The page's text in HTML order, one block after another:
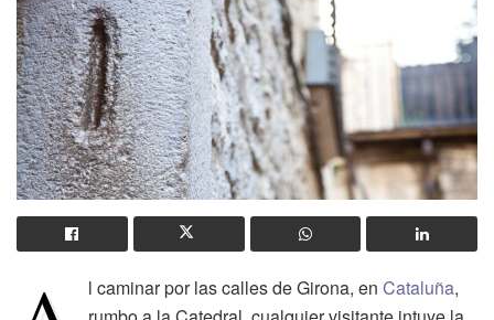
l caminar por las calles deGirona, enCataluña,